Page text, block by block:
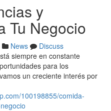
y
Tu Negocio
News
Discuss
siempre en constante
para los
un creciente interés por
100198855/comida-